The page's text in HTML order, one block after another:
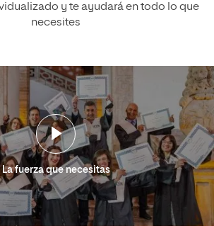
y te ayudará en todo lo que
necesites
La fuerza que necesitas